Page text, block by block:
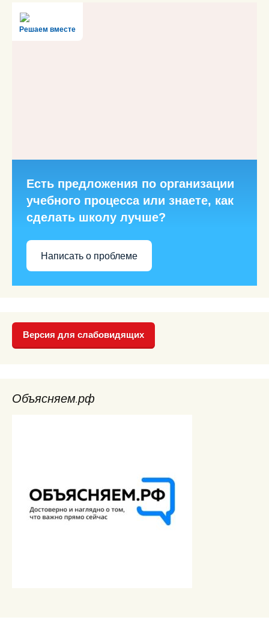
Решаем вместе
Есть предложения по организации
учебного процесса или знаете, как
сделать школу лучше?
Написать о проблеме
Версия для слабовидящих
Объясняем.рф